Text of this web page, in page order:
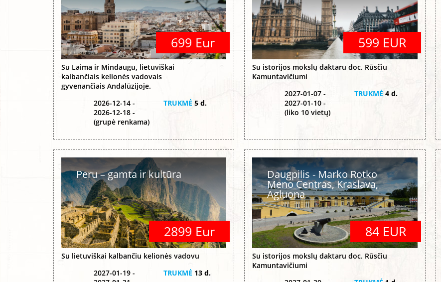
699 Eur
Su Laima ir Mindaugu, lietuviškai
kalbančiais kelionės vadovais
gyvenančiais Andalūzijoje.
2026-12-14 -
2026-12-18 -
(grupė renkama)
TRUKMĖ 5 d.
599 EUR
Su istorijos mokslų daktaru doc. Rūsčiu
Kamuntavičiumi
2027-01-07 -
2027-01-10 -
(liko 10 vietų)
TRUKMĖ 4 d.
Peru – gamta ir kultūra
2899 Eur
Su lietuviškai kalbančiu kelionės vadovu
2027-01-19 -
TRUKMĖ 13 d.
Daugpilis - Marko Rotko
Meno Centras, Kraslava,
Agluona
84 EUR
Su istorijos mokslų daktaru doc. Rūsčiu
Kamuntavičiumi